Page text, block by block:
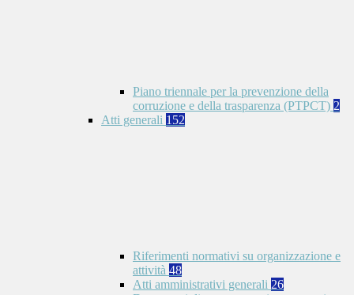
Piano triennale per la prevenzione della
corruzione e della trasparenza (PTPCT) 2
Atti generali 152
Riferimenti normativi su organizzazione e
attività 48
Atti amministrativi generali 26